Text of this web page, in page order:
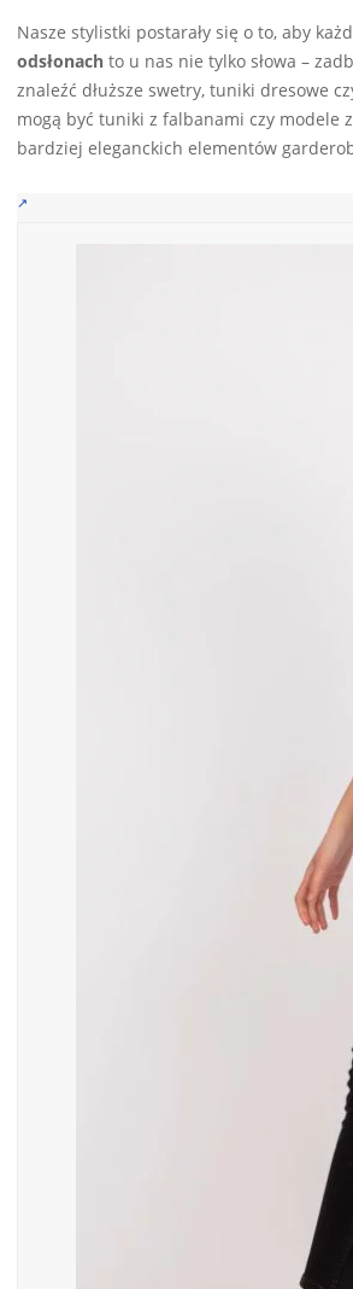
Nasze stylistki postarały się o to, aby
odsłonach to u nas nie tylko słowa –
znaleźć dłuższe swetry, tuniki dresowe
mogą być tuniki z falbanami czy modele
bardziej eleganckich elementów